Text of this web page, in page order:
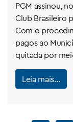
PGM assinou,
Club Brasileiro
Com o
pagos ao
quitada por
Leia mais…